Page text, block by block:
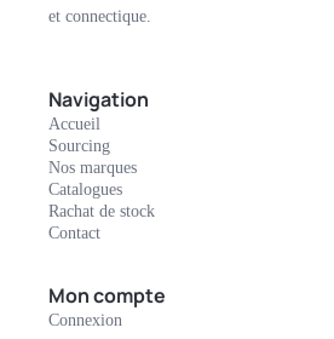
et connectique.
Navigation
Accueil
Sourcing
Nos marques
Catalogues
Rachat de stock
Contact
Mon compte
Connexion